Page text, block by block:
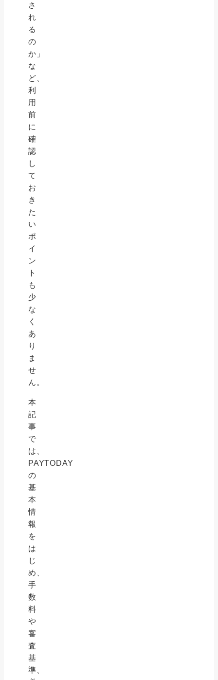
さ
れ
る
の
か」
な
ど、
利
用
前
に
確
認
し
て
お
き
た
い
ポ
イ
ン
ト
も
少
な
く
あ
り
ま
せ
ん。
本
記
事
で
は、
PAYTODAY
の
基
本
情
報
を
は
じ
め、
手
数
料
や
審
査
基
準、